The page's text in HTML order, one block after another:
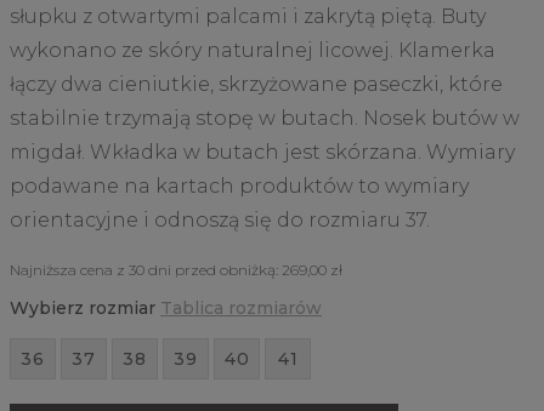
słupku z otwartymi palcami i zakrytą piętą. Buty
wykonano ze skóry naturalnej licowej. Klamerka
łączy dwa cieniutkie, skrzyżowane paseczki, które
stabilnie trzymają stopę w butach. Nosek butów w
migdał. Wkładka w butach jest skórzana. Wymiary
podawane na kartach produktów to wymiary
orientacyjne i odnoszą się do rozmiaru 37.
Najniższa cena z 30 dni przed obniżką: 269,00 zł
Wybierz rozmiar Tablica rozmiarów
36 37 38 39 40 41